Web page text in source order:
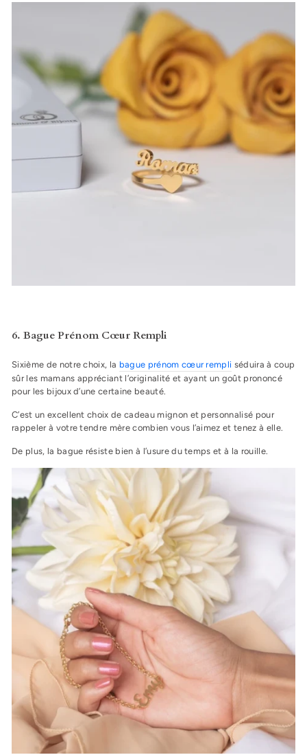
6. Bague Prénom Cœur Rempli
Sixième de notre choix, la bague prénom cœur rempli séduira à coup
sûr les mamans appréciant l’originalité et ayant un goût prononcé
pour les bijoux d’une certaine beauté.
C’est un excellent choix de cadeau mignon et personnalisé pour
rappeler à votre tendre mère combien vous l’aimez et tenez à elle.
De plus, la bague résiste bien à l’usure du temps et à la rouille.